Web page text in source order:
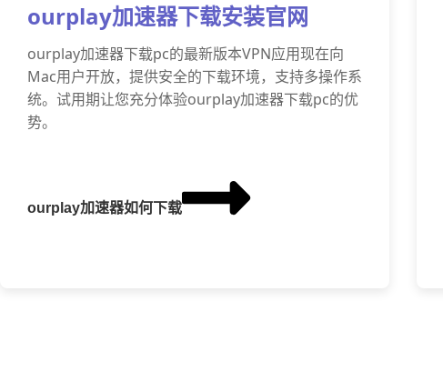
ourplay加速器下载安装官网
ourplay加速器下载pc的最新版本VPN应用现在向
Mac用户开放，提供安全的下载环境，支持多操作系
统。试用期让您充分体验ourplay加速器下载pc的优
势。
ourplay加速器如何下载